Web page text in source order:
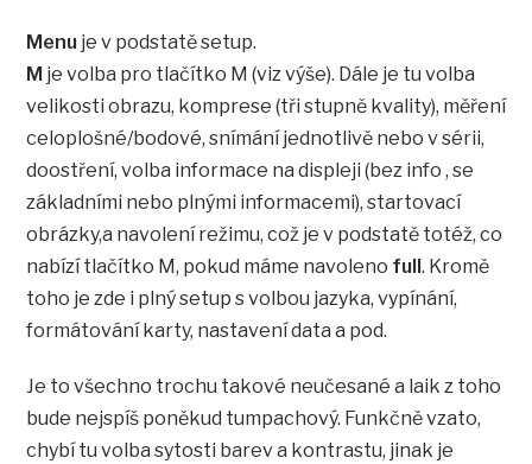
Menu je v podstatě setup.
M je volba pro tlačítko M (viz výše). Dále je tu volba
velikosti obrazu, komprese (tři stupně kvality), měření
celoplošné/bodové, snímání jednotlivě nebo v sérii,
doostření, volba informace na displeji (bez info , se
základními nebo plnými informacemi), startovací
obrázky,a navolení režimu, což je v podstatě totéž, co
nabízí tlačítko M, pokud máme navoleno full. Kromě
toho je zde i plný setup s volbou jazyka, vypínání,
formátování karty, nastavení data a pod.
Je to všechno trochu takové neučesané a laik z toho
bude nejspíš poněkud tumpachový. Funkčně vzato,
chybí tu volba sytosti barev a kontrastu, jinak je